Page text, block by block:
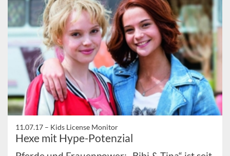
11.07.17 – Kids License Monitor
Hexe mit Hype-Potenzial